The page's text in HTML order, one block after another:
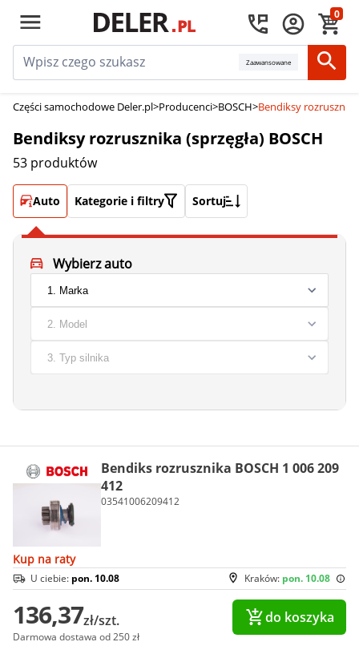
0
Zaawansowane
Części samochodowe Deler.pl>Producenci>BOSCH>Bendiksy rozrusznika
Bendiksy rozrusznika (sprzęgła) BOSCH
53 produktów
Auto Kategorie i filtry Sortuj
Wybierz auto
Bendiks rozrusznika BOSCH 1 006 209
412
03541006209412
Kup na raty
Kraków: pon. 10.08
U ciebie: pon. 10.08
136,37zł/szt.
Darmowa dostawa od 250 zł
do koszyka